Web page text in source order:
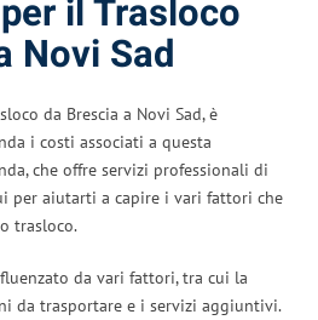
il Trasloco
Novi Sad
da Brescia a Novi Sad, è
i costi associati a questa
che offre servizi professionali di
per aiutarti a capire i vari fattori che
trasloco.
da vari fattori, tra cui la
da trasportare e i servizi aggiuntivi.